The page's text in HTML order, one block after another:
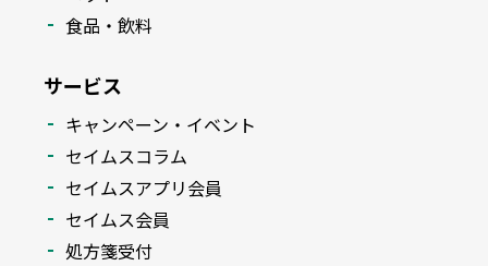
食品・飲料
サービス
キャンペーン・イベント
セイムスコラム
セイムスアプリ会員
セイムス会員
処方箋受付